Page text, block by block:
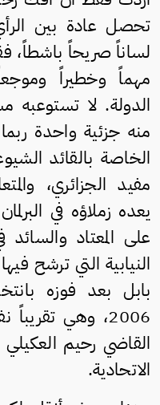
تحصل عادة بين
لساناً صريحاً باشطاً،
مهماً وخطيراً
الدولة. لا تستوعبه
منه جزئية واحدة
الخاصة بالقائد
مفيد الجزائري،
يعده زملاؤه في
على المعتاد والسائد
النيابية التي ترشح
بابل بعد فوزه
2006، وهي
القاضي رحيم
الاتحادية.